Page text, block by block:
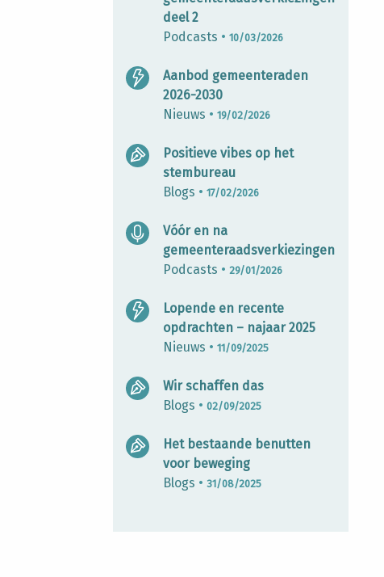
deel 2
Podcasts •10/03/2026
Aanbod gemeenteraden
2026-2030
Nieuws •19/02/2026
Positieve vibes op het
stembureau
Blogs •17/02/2026
Vóór en na
gemeenteraadsverkiezingen
Podcasts • 29/01/2026
Lopende en recente
opdrachten – najaar 2025
Nieuws •11/09/2025
Wir schaffen das
Blogs •02/09/2025
Het bestaande benutten
voor beweging
Blogs •31/08/2025